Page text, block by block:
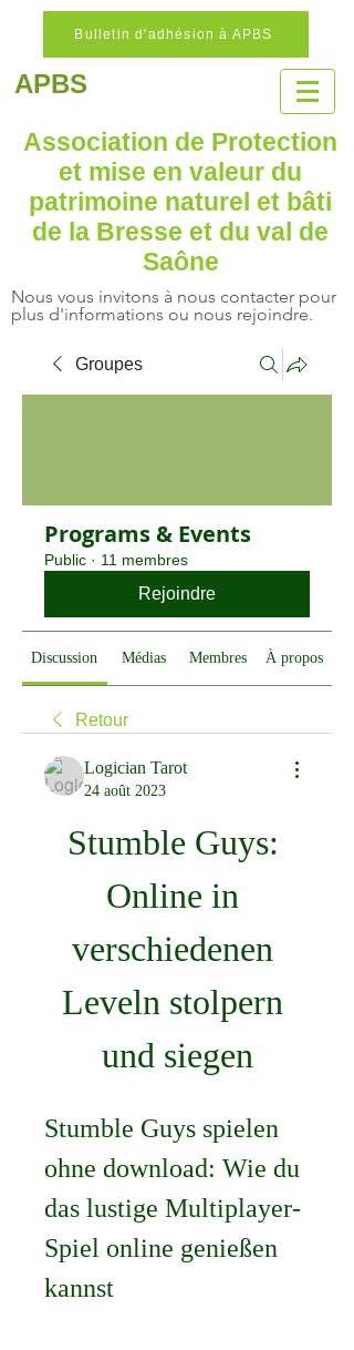
Bulletin d'adhésion à APBS
APBS
Association de Protection
et mise en valeur du
patrimoine naturel et bâti
de la Bresse et du val de
Saône
Nous vous invitons à nous contacter pour
plus d'informations ou nous rejoindre.
Groupes
Programs & Events
Public · 11 membres
Rejoindre
Discussion Médias Membres À propos
Retour
Logician Tarot
24 août 2023
Stumble Guys:
Online in
verschiedenen
Leveln stolpern
und siegen
Stumble Guys spielen
ohne download: Wie du
das lustige Multiplayer-
Spiel online genießen
kannst